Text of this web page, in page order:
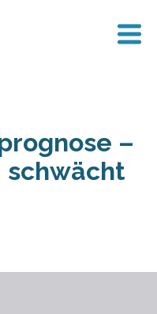
–
schwächt